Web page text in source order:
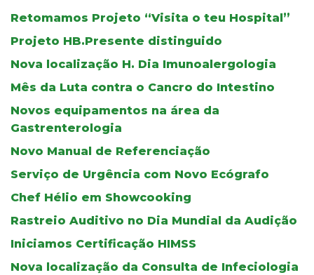
Retomamos Projeto “Visita o teu Hospital”
Projeto HB.Presente distinguido
Nova localização H. Dia Imunoalergologia
Mês da Luta contra o Cancro do Intestino
Novos equipamentos na área da
Gastrenterologia
Novo Manual de Referenciação
Serviço de Urgência com Novo Ecógrafo
Chef Hélio em Showcooking
Rastreio Auditivo no Dia Mundial da Audição
Iniciamos Certificação HIMSS
Nova localização da Consulta de Infeciologia